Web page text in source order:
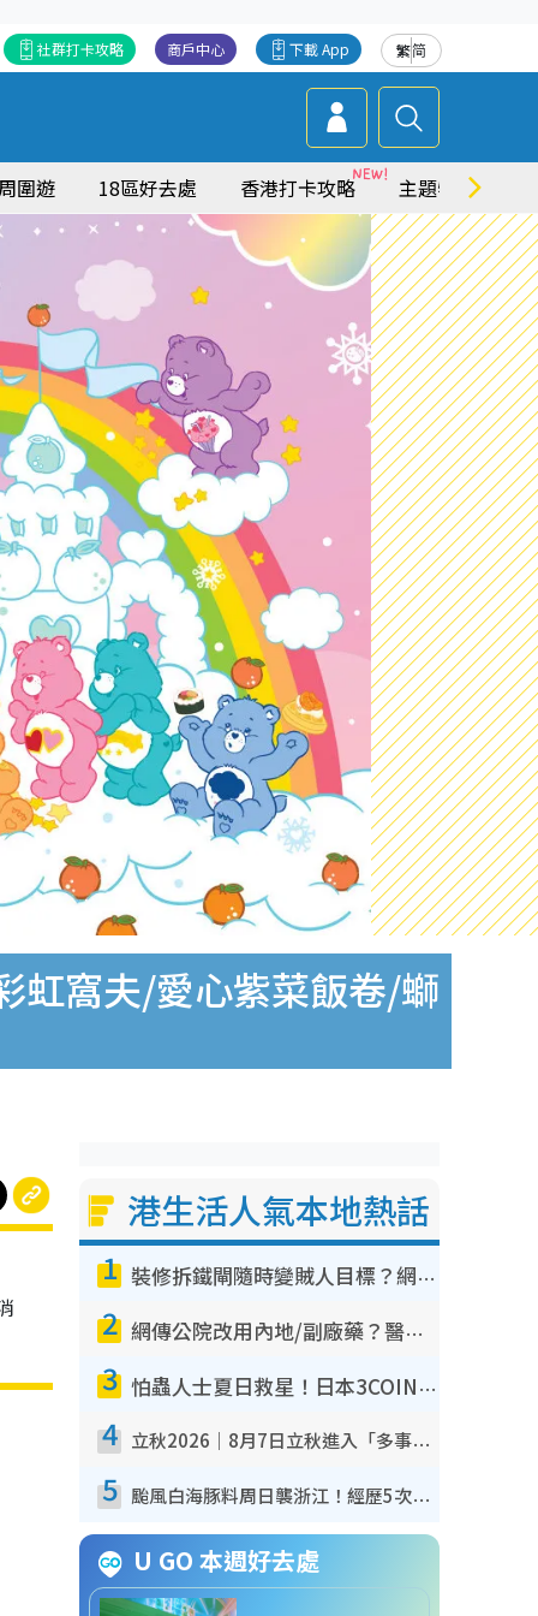
繁简
下載 App
商戶中心
社群打卡攻略
圍遊 18區好去處 香港打卡攻略 主題特集
虹窩夫/愛心紫菜飯卷/螄
港生活人氣本地熱話
1 裝修拆鐵閘隨時變賊人目標？網民揭2大關鍵用途：裝新式等於白裝？附新舊鐵閘分別
2 網傳公院改用內地/副廠藥？醫生拆解正副廠分別 揭4類人換藥隨時出事
3 怕蟲人士夏日救星！日本3COINS爆紅驅蟲神器$45起 1招「全程免觸碰」輕鬆搞定小強
4 立秋2026｜8月7日立秋進入「多事之秋」 3件事唔做得！專家教6招開運 清枱頭／銀包納氣接好運
5 颱風白海豚料周日襲浙江！經歷5次「眼牆置換」極罕見 成登陸內地最長途颱風
U GO 本週好去處